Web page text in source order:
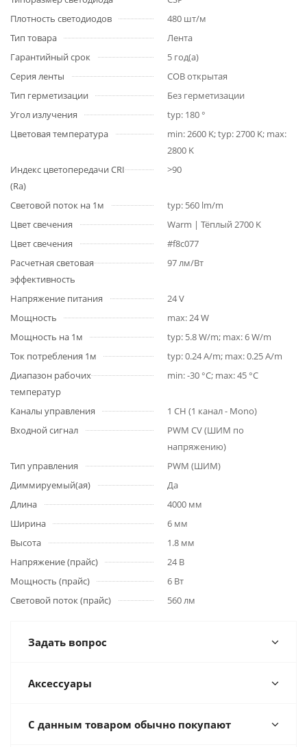
Плотность светодиодов
480 шт/м
Тип товара
Лента
Гарантийный срок
5 год(а)
Серия ленты
COB открытая
Тип герметизации
Без герметизации
Угол излучения
typ: 180 °
Цветовая температура
min: 2600 K; typ: 2700 K; max:
2800 K
Индекс цветопередачи CRI
(Ra)
>90
Световой поток на 1м
typ: 560 lm/m
Цвет свечения
Warm | Тёплый 2700 K
Цвет свечения
#f8c077
Расчетная световая
эффективность
97 лм/Вт
Напряжение питания
24 V
Мощность
max: 24 W
Мощность на 1м
typ: 5.8 W/m; max: 6 W/m
Ток потребления 1м
typ: 0.24 A/m; max: 0.25 A/m
Диапазон рабочих
температур
min: -30 °C; max: 45 °C
Каналы управления
1 CH (1 канал - Mono)
Входной сигнал
PWM СV (ШИМ по
напряжению)
Тип управления
PWM (ШИМ)
Диммируемый(ая)
Да
Длина
4000 мм
Ширина
6 мм
Высота
1.8 мм
Напряжение (прайс)
24 В
Мощность (прайс)
6 Вт
Световой поток (прайс)
560 лм
Задать вопрос
Аксессуары
С данным товаром обычно покупают